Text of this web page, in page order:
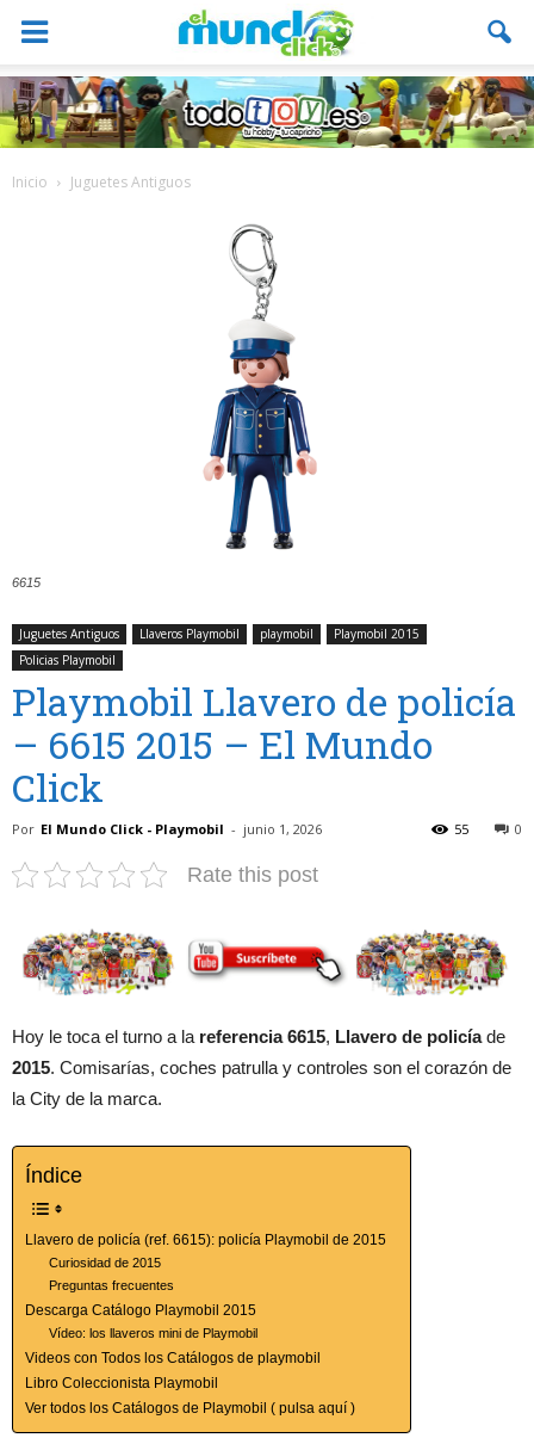
Inicio Juguetes Antiguos
6615
Juguetes Antiguos Llaveros Playmobil playmobil
Playmobil 2015
Policias Playmobil
Playmobil Llavero de policía
– 6615 2015 – El Mundo
Click
Por El Mundo Click - Playmobil - junio 1, 2026 0
55
Rate this post
Hoy le toca el turno a la referencia 6615, Llavero de policíade
2015. Comisarías, coches patrulla y controles son el corazón de
la City de la marca.
Índice
Llavero de policía (ref. 6615): policía Playmobil de 2015
Curiosidad de 2015
Preguntas frecuentes
Descarga Catálogo Playmobil 2015
Vídeo: los llaveros mini de Playmobil
Videos con Todos los Catálogos de playmobil
Libro Coleccionista Playmobil
Ver todos los Catálogos de Playmobil ( pulsa aquí )